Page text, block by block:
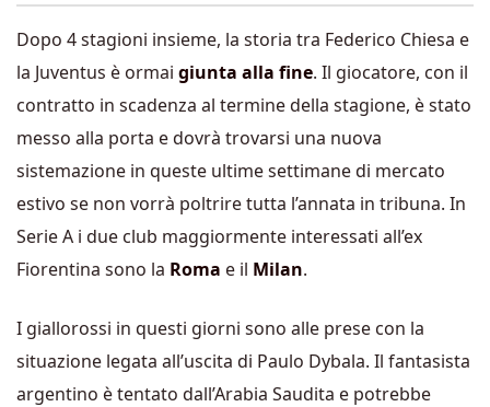
Dopo 4 stagioni insieme, la storia tra Federico Chiesa e
la Juventus è ormai giunta alla fine. Il giocatore, con il
contratto in scadenza al termine della stagione, è stato
messo alla porta e dovrà trovarsi una nuova
sistemazione in queste ultime settimane di mercato
estivo se non vorrà poltrire tutta l’annata in tribuna. In
Serie A i due club maggiormente interessati all’ex
Fiorentina sono la Roma e il Milan.
I giallorossi in questi giorni sono alle prese con la
situazione legata all’uscita di Paulo Dybala. Il fantasista
argentino è tentato dall’Arabia Saudita e potrebbe